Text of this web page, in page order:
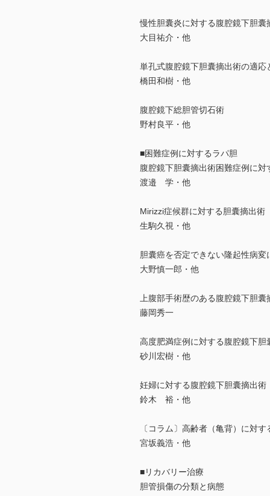
慢性胆囊炎に対する腹腔鏡下胆囊
大目祐介・他
単孔式腹腔鏡下胆囊摘出術の適応
橋田和樹・他
腹腔鏡下総胆管切石術
野村良平・他
■困難症例に対するラパ胆
腹腔鏡下胆囊摘出術困難症例に
渡邉 学・他
Mirizzi症候群に対する胆囊摘出術
生駒久視・他
胆囊癌を否定できない隆起性病
大野慎一郎・他
上腹部手術歴のある腹腔鏡下胆囊
藤岡秀一
高度肥満症例に対する腹腔鏡下胆
砂川宏樹・他
妊婦に対する腹腔鏡下胆囊摘出術
鈴木 裕・他
〔コラム〕高齢者（亀背）に対
宮坂義浩・他
■リカバリー治療
胆管損傷の分類と病態